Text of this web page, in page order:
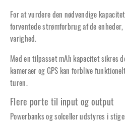
For at vurdere den nødvendige
forventede strømforbrug af de
varighed.
Med en tilpasset mAh kapacitet sikres
kameraer og GPS kan forblive
turen.
Flere porte til input og output
Powerbanks og solceller udstyres i